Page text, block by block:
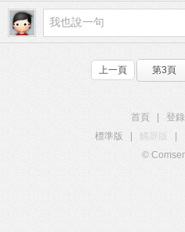
上一頁 第3頁
首頁 登錄
標準版
觸屏版
©